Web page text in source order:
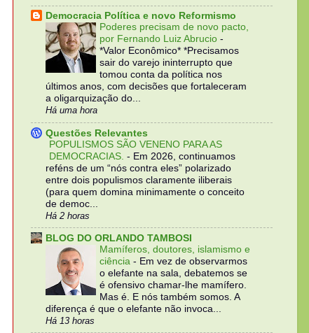
Democracia Política e novo Reformismo
Poderes precisam de novo pacto,
por Fernando Luiz Abrucio -
*Valor Econômico* *Precisamos
sair do varejo ininterrupto que
tomou conta da política nos
últimos anos, com decisões que fortaleceram
a oligarquização do...
Há uma hora
Questões Relevantes
POPULISMOS SÃO VENENO PARA AS
DEMOCRACIAS. - Em 2026, continuamos
reféns de um “nós contra eles” polarizado
entre dois populismos claramente iliberais
(para quem domina minimamente o conceito
de democ...
Há 2 horas
BLOG DO ORLANDO TAMBOSI
Mamíferos, doutores, islamismo e
ciência - Em vez de observarmos
o elefante na sala, debatemos se
é ofensivo chamar-lhe mamífero.
Mas é. E nós também somos. A
diferença é que o elefante não invoca...
Há 13 horas